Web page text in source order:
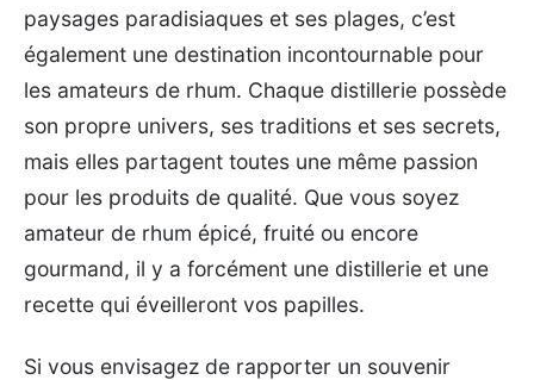
paysages paradisiaques et ses plages, c’est
également une destination incontournable pour
les amateurs de rhum. Chaque distillerie possède
son propre univers, ses traditions et ses secrets,
mais elles partagent toutes une même passion
pour les produits de qualité. Que vous soyez
amateur de rhum épicé, fruité ou encore
gourmand, il y a forcément une distillerie et une
recette qui éveilleront vos papilles.
Si vous envisagez de rapporter un souvenir